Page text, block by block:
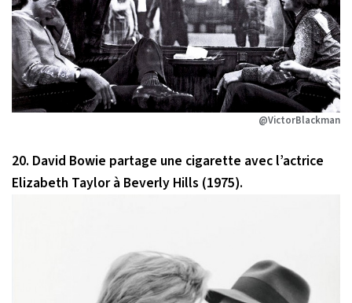
@VictorBlackman
20. David Bowie partage une cigarette avec l’actrice
Elizabeth Taylor à Beverly Hills (1975).